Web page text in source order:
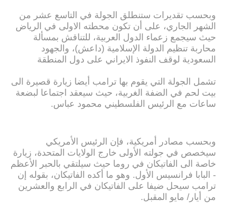
وبحسب تقديرات ستنطلق الجولة في التاسع عشر من
الشهر الجاري، على أن تكون محطته الاولى في الرياض
حيث سيجمع زعماء الدول العربية، للتناقش بمسألة
محاربة تنظيم الدولة الإسلامية (داعش)، والجهود
السعودية لوقف النفوذ الايراني على دول المنطقة
تشمل الجولة التي يقوم بها ترامب أيضا زيارة قصيرة الى
بيت لحم في الضفة الغربية، حيث سيعقد اجتماعا لبضعة
ساعات مع الرئيس الفلسطيني محمود عباس.
وبحسب مصادر أمريكية، فإن الرئيس الأمريكي
سيخصص في جولته الأولى خارج الولايات المتحدة، زيارة
خاصة الى الفاتيكان في روما حيث سيلتقي بالحبر الأعظم
- البابا فرانسيس الأول. وهو ما أكده الفاتيكان، بقوله إن
ترامب سيحل ضيفا على الفاتيكان في الرابع والعشرين
من أيار/ مايو المقبل.